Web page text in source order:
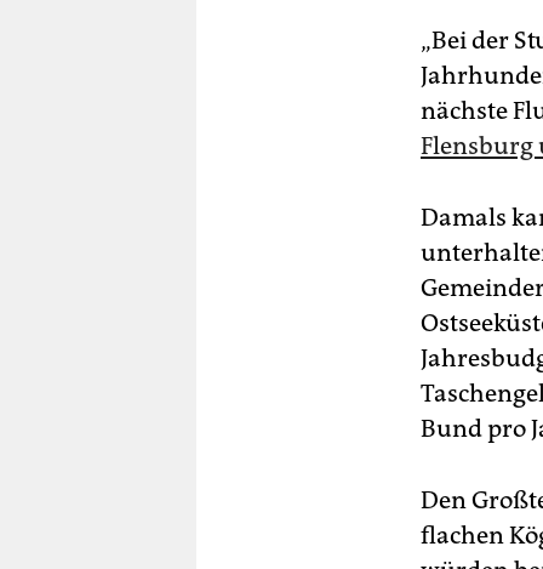
„Bei der
nächste
Flensburg
Damals
Bund pro
Den
flachen